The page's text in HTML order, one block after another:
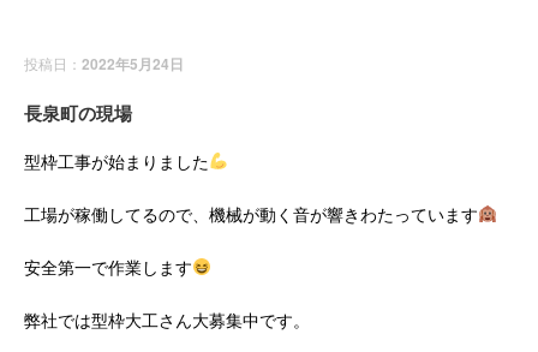
投稿日： 2022年5月24日
長泉町の現場
型枠工事が始まりました
工場が稼働してるので、機械が動く音が響きわたっています
安全第一で作業します
弊社では型枠大工さん大募集中です。